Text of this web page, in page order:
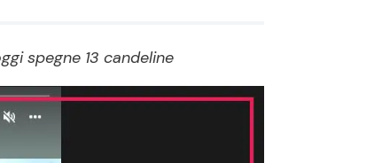
Le Ricette in TV
Primi Piatti
Ricette Facili e Veloci
spegne 13 candeline